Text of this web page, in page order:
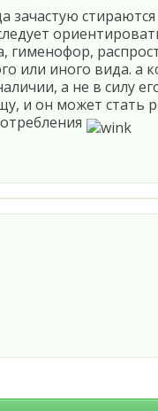
зачастую
гименофор,
или иного вида. а
а не в силу
и он может